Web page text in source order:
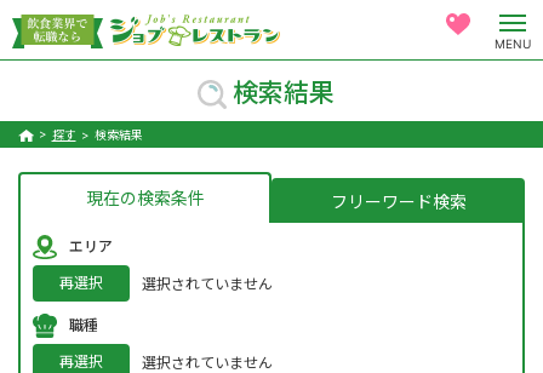
MENU
検索結果
探す 検索結果
現在の検索条件 フリーワード検索
エリア
再選択
選択されていません
職種
再選択
選択されていません